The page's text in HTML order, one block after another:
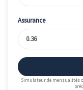
Assurance
Simulateur de mensualités